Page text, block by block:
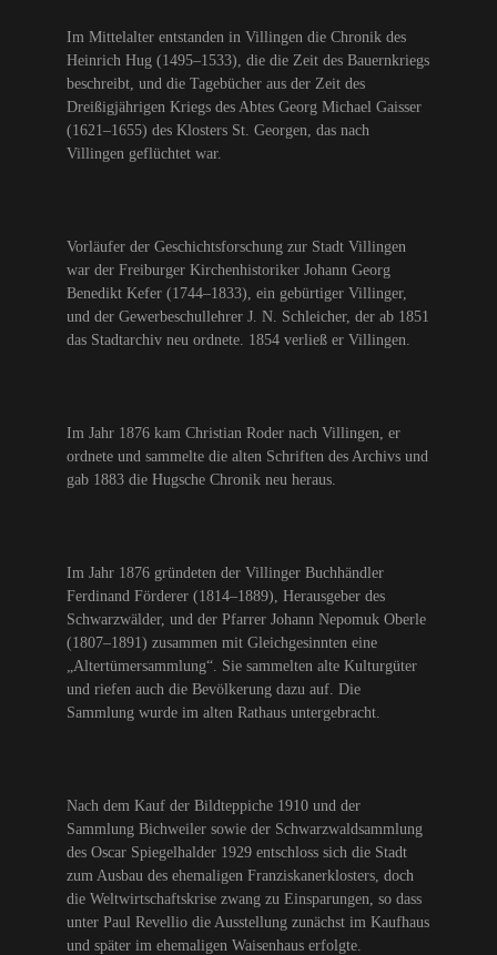
Im Mittelalter entstanden in Villingen die Chronik des
Heinrich Hug (1495–1533), die die Zeit des Bauernkriegs
beschreibt, und die Tagebücher aus der Zeit des
Dreißigjährigen Kriegs des Abtes Georg Michael Gaisser
(1621–1655) des Klosters St. Georgen, das nach
Villingen geflüchtet war.
Vorläufer der Geschichtsforschung zur Stadt Villingen
war der Freiburger Kirchenhistoriker Johann Georg
Benedikt Kefer (1744–1833), ein gebürtiger Villinger,
und der Gewerbeschullehrer J. N. Schleicher, der ab 1851
das Stadtarchiv neu ordnete. 1854 verließ er Villingen.
Im Jahr 1876 kam Christian Roder nach Villingen, er
ordnete und sammelte die alten Schriften des Archivs und
gab 1883 die Hugsche Chronik neu heraus.
Im Jahr 1876 gründeten der Villinger Buchhändler
Ferdinand Förderer (1814–1889), Herausgeber des
Schwarzwälder, und der Pfarrer Johann Nepomuk Oberle
(1807–1891) zusammen mit Gleichgesinnten eine
„Altertümersammlung“. Sie sammelten alte Kulturgüter
und riefen auch die Bevölkerung dazu auf. Die
Sammlung wurde im alten Rathaus untergebracht.
Nach dem Kauf der Bildteppiche 1910 und der
Sammlung Bichweiler sowie der Schwarzwaldsammlung
des Oscar Spiegelhalder 1929 entschloss sich die Stadt
zum Ausbau des ehemaligen Franziskanerklosters, doch
die Weltwirtschaftskrise zwang zu Einsparungen, so dass
unter Paul Revellio die Ausstellung zunächst im Kaufhaus
und später im ehemaligen Waisenhaus erfolgte.